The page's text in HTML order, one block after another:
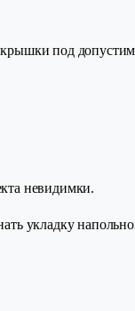
под
невидимки.
укладку